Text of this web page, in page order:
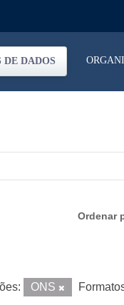
DE DADOS
Ordenar
ONS